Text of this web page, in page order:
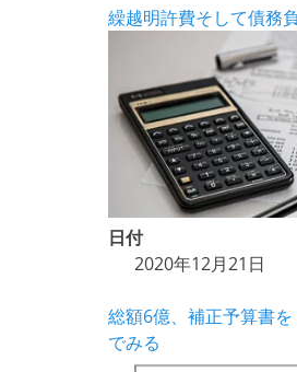
繰越明許費そして債務
日付
2020年12月21日
総額6億、補正予算書
でみる